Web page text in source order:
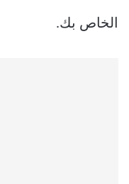
الخاص بك.